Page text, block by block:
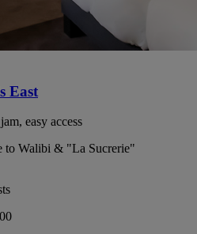
East
easy access
to Walibi & "La Sucrerie"